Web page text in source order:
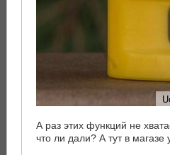
А раз этих функций не
что ли дали? А тут в